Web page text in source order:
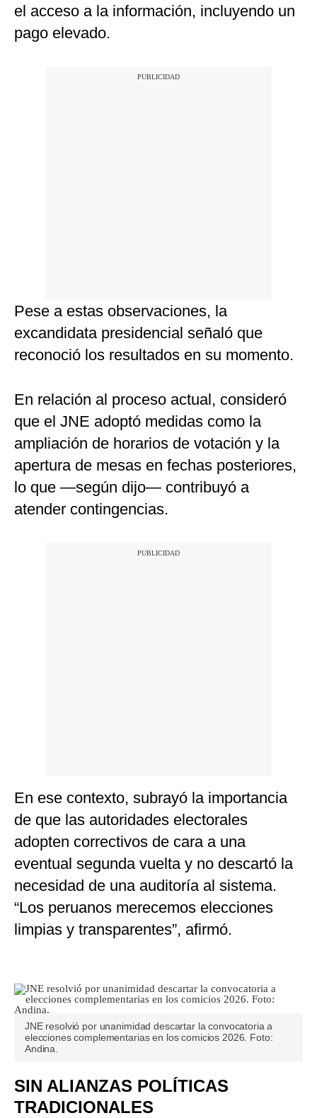
el acceso a la información, incluyendo un
pago elevado.
Pese a estas observaciones, la
excandidata presidencial señaló que
reconoció los resultados en su momento.
En relación al proceso actual, consideró
que el JNE adoptó medidas como la
ampliación de horarios de votación y la
apertura de mesas en fechas posteriores,
lo que —según dijo— contribuyó a
atender contingencias.
En ese contexto, subrayó la importancia
de que las autoridades electorales
adopten correctivos de cara a una
eventual segunda vuelta y no descartó la
necesidad de una auditoría al sistema.
“Los peruanos merecemos elecciones
limpias y transparentes”, afirmó.
JNE resolvió por unanimidad descartar la convocatoria a
elecciones complementarias en los comicios 2026. Foto:
Andina.
SIN ALIANZAS POLÍTICAS
TRADICIONALES